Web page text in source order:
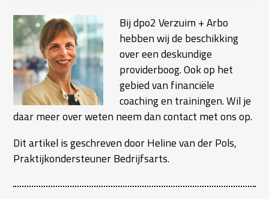
Bij dpo2 Verzuim + Arbo
hebben wij de beschikking
over een deskundige
providerboog. Ook op het
gebied van financiële
coaching en trainingen. Wil je
daar meer over weten neem dan contact met ons op.
Dit artikel is geschreven door Heline van der Pols,
Praktijkondersteuner Bedrijfsarts.